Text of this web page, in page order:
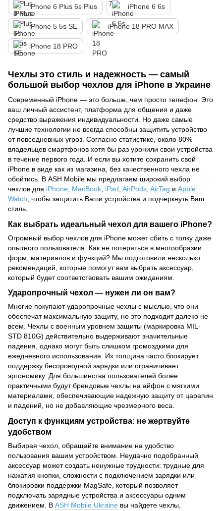
iPhone 6 Plus 6s Plus iPhone 6 6s
iPhone 5 5s SE iPhone 18 PRO MAX
iPhone 18 PRO
Чехлы это стиль и надежность — самый
большой выбор чехлов для iPhone в Украине
Современный iPhone — это больше, чем просто телефон. Это
ваш личный ассистент, платформа для общения и даже
средство выражения индивидуальности. Но даже самые
лучшие технологии не всегда способны защитить устройство
от повседневных угроз. Согласно статистике, около 80%
владельцев смартфонов хотя бы раз уронили свои устройства
в течение первого года. И если вы хотите сохранить свой
iPhone в виде как из магазина, без качественного чехла не
обойтись. В ASH Mobile мы предлагаем широкий выбор
чехлов для iPhone MacBook iPad AirPods AirTag и Apple
Watch , чтобы защитить Ваши устройства и подчеркнуть Ваш
стиль.
Как выбрать идеальный чехол для вашего iPhone?
Огромный выбор чехлов для iPhone может сбить с толку даже
опытного пользователя. Как не потеряться в многообразии
форм, материалов и функций? Мы подготовили несколько
рекомендаций, которые помогут вам выбрать аксессуар,
который будет соответствовать вашим ожиданиям.
Ударопрочный чехол — нужен ли он вам?
Многие покупают ударопрочные чехлы с мыслью, что они
обеспечат максимальную защиту, но это подходит далеко не
всем. Чехлы с военным уровнем защиты (маркировка MIL-
STD 810G) действительно выдерживают значительные
падения, однако могут быть слишком громоздкими для
ежедневного использования. Их толщина часто блокирует
поддержку беспроводной зарядки или ограничивает
эргономику. Для большинства пользователей более
практичными будут брендовые чехлы на айфон с мягкими
материалами, обеспечивающие надежную защиту от царапин
и падений, но не добавляющие чрезмерного веса.
Доступ к функциям устройства: не жертвуйте
удобством
Выбирая чехол, обращайте внимание на удобство
пользования вашим устройством. Неудачно подобранный
аксессуар может создать ненужные трудности: трудные для
нажатия кнопки, сложности с подключением зарядки или
блокировки поддержки MagSafe, который позволяет
подключать зарядные устройства и аксессуары одним
движением. В ASH Mobile Ukraine вы найдете чехлы,